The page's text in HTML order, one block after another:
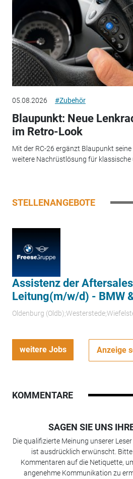
05.08.2026 #Zubehör
Blaupunkt: Neue
im Retro-Look
Mit der RC-26 ergänzt Blaupunkt
weitere Nachrüstlösung für klassische
STELLENANGEBOTE
Assistenz der
Leitung(m/w/d) - BMW
Oldenburg
weitere Jobs Anzeige
KOMMENTARE
SAGEN SIE UNS
Die qualifizierte Meinung unserer
ist ausdrücklich erwünscht.
Kommentaren auf die Netiquette,
angenehme Kommunikation zu